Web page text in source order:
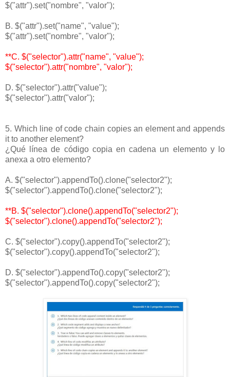
$("attr").set("nombre", "valor");
B. $("attr").set("name", "value");
$("attr").set("nombre", "valor");
**C. $("selector").attr("name", "value");
$("selector").attr("nombre", "valor");
D. $("selector").attr("value");
$("selector").attr("valor");
5. Which line of code chain copies an element and appends
it to another element?
¿Qué línea de código copia en cadena un elemento y lo
anexa a otro elemento?
A. $("selector").appendTo().clone("selector2");
$("selector").appendTo().clone("selector2");
**B. $("selector").clone().appendTo("selector2");
$("selector").clone().appendTo("selector2");
C. $("selector").copy().appendTo("selector2");
$("selector").copy().appendTo("selector2");
D. $("selector").appendTo().copy("selector2");
$("selector").appendTo().copy("selector2");